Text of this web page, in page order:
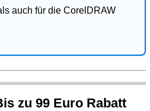
auch für die CorelDRAW
zu 99 Euro Rabatt